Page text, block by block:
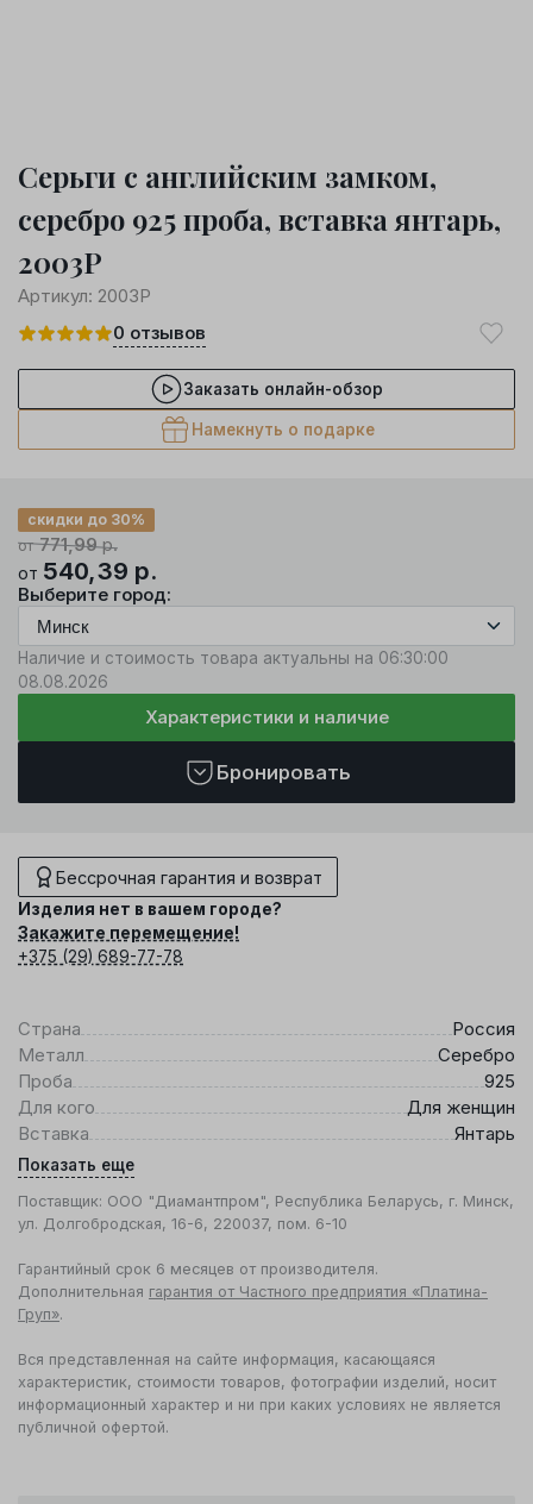
Серьги с английским замком,
серебро 925 проба, вставка янтарь,
2003Р
Артикул: 2003Р
0 отзывов
Заказать онлайн-обзор
Намекнуть о подарке
от771,99р.
скидки до 30%
от 540,39 р.
Выберите город:
Наличие и стоимость товара актуальны на 06:30:00
08.08.2026
Характеристики и наличие
Бронировать
Бессрочная гарантия и возврат
Изделия нет в вашем городе?
Закажите перемещение!
+375 (29) 689-77-78
Страна
Россия
Металл
Серебро
Проба
925
Для кого
Для женщин
Вставка
Янтарь
Показать еще
Поставщик: ООО "Диамантпром", Республика Беларусь, г. Минск,
ул. Долгобродская, 16-6, 220037, пом. 6-10
Гарантийный срок 6 месяцев от производителя.
Дополнительная гарантия от Частного предприятия «Платина-
Груп».
Вся представленная на сайте информация, касающаяся
характеристик, стоимости товаров, фотографии изделий, носит
информационный характер и ни при каких условиях не является
публичной офертой.